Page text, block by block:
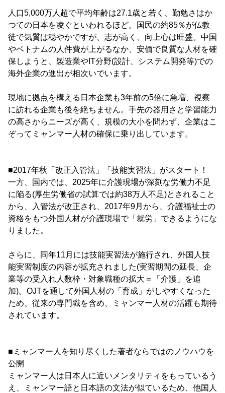
人口5,000万人超で平均年齢は27.1歳と若く、勤勉さはか
つての日本を凌ぐといわれるほど。国民の約85％が仏教
徒で気質は穏やかですが、志が高く、向上心は旺盛。中国
やベトナムの人件費が上がるなか、安価で良質な人材を確
保しようと、製造業やIT分野(設計、システム開発等)での
海外企業の進出が相次いでいます。
現地に拠点を構える日本企業も3年前の5倍に急増、視察
に訪れる企業も後を絶ちません。手先の器用さと学習能力
の高さからニーズが高く、規模の大小を問わず、企業はこ
ぞってミャンマー人材の確保に乗り出しています。
■2017年秋「改正入管法」「技能実習法」がスタート！
一方、国内では、2025年に介護現場が深刻な労働力不足
に陥る(厚生労働省の試算では約38万人不足)とされること
から、入管法が改正され、2017年9月から、介護福祉士の
資格をもつ外国人材が介護現場で「就労」できるようにな
りました。
さらに、同年11月には技能実習法が施行され、外国人技
能実習制度の内容が拡充されました(実習期間の延長、企
業等の受入れ人数枠・対象職種の拡大＝「介護」を追
加)。OJTを通して外国人材の「育成」がしやすくなった
ため、従来の専門職を含め、ミャンマー人材の活躍も期待
されています。
■ミャンマー人を知り尽くした著者ならではのノウハウを
公開
ミャンマー人は日本人に近いメンタリティをもっているう
え、ミャンマー語と日本語の文法が似ているため、他国人